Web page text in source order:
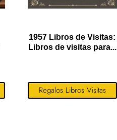
1957 Libros de Visitas:
Libros de visitas para...
Regalos Libros Visitas